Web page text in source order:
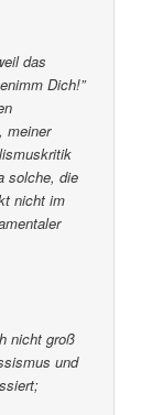
das
Dich!”
meiner
solche, die
nicht im
nicht groß
und